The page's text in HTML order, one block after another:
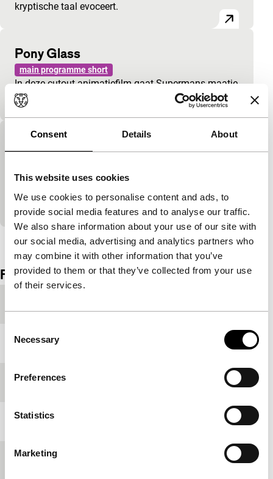
Consent Details About
This website uses cookies
We use cookies to personalise content and ads, to
provide social media features and to analyse our traffic.
We also share information about your use of our site with
our social media, advertising and analytics partners who
may combine it with other information that you’ve
provided to them or that they’ve collected from your use
of their services.
Selection
Necessary
Preferences
Statistics
Marketing
kryptische taal evoceert.
Pony Glass
main programme short
In deze cutout animatiefilm gaat Supermans maatje
op zijn meest volwassen avontuur ooit.
Pictografisch geanimeerde film gebruikte platte,
twee- als drie-dimensionale omgevingen.
Bekijk het hele programma
Film details
Jaar
Festivaleditie
Lengte
Medium/Formaat